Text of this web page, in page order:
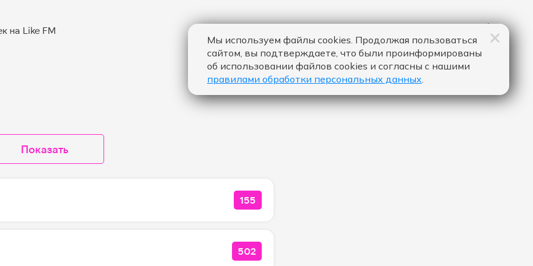
Показать
КОЛИЧЕСТВО ЛАЙКОВ ЗА "ИНАЧЕ ВСЁ ЭТО ЗРЯ - МАРИ
155
КОЛИЧЕСТВО ЛАЙКОВ ЗА "DANCE... - SLAYYYTER":
502
Мы используем файлы cookies. Продолжая пользоваться
сайтом, вы подтверждаете, что были проинформированы
об использовании файлов cookies и согласны с нашими
правилами обработки персональных данных.